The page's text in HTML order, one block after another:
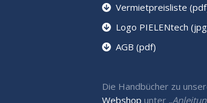
Vermietpreisliste
Logo PIELENtech
AGB (pdf)
Die Handbücher zu
Webshop unter „